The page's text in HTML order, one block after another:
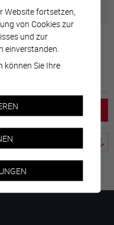
Website fortsetzen,
von Cookies zur
und zur
einverstanden.
können Sie Ihre